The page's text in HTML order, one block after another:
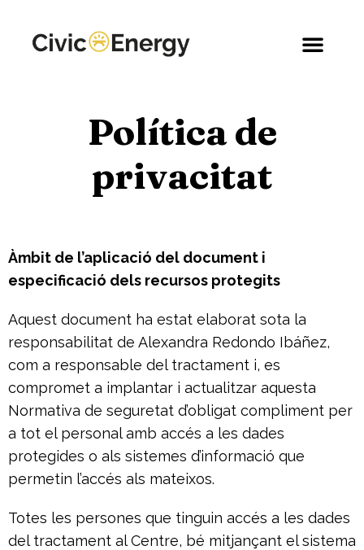
Política de
privacitat
Àmbit de l’aplicació del document i
especificació dels recursos protegits
Aquest document ha estat elaborat sota la
responsabilitat de Alexandra Redondo Ibáñez,
com a responsable del tractament i, es
compromet a implantar i actualitzar aquesta
Normativa de seguretat d’obligat compliment per
a tot el personal amb accés a les dades
protegides o als sistemes d’informació que
permetin l’accés als mateixos.
Totes les persones que tinguin accés a les dades
del tractament al Centre, bé mitjançant el sistema